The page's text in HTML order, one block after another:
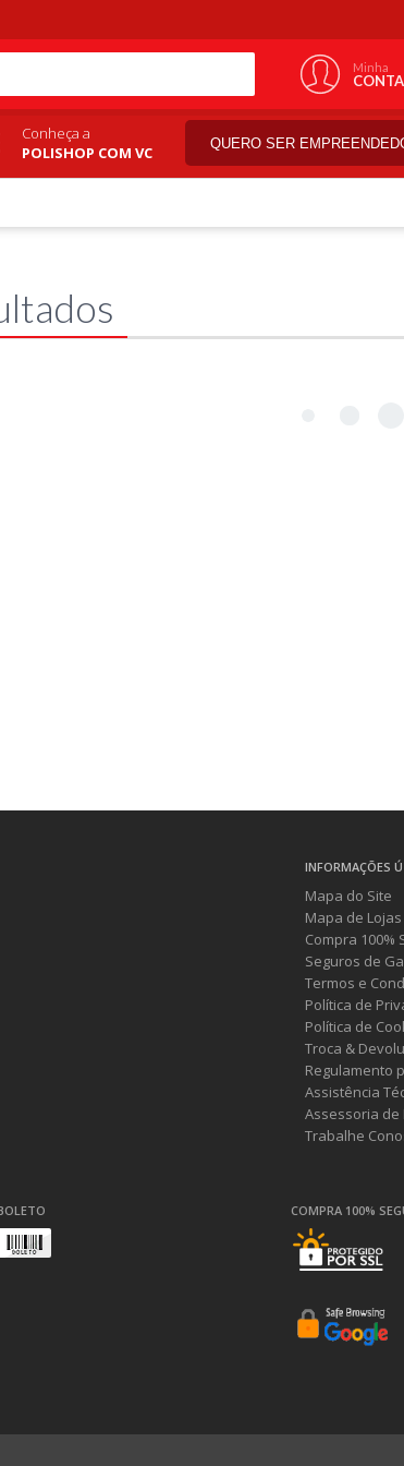
Minha
CONTA
Conheça a
POLISHOP COM VC
QUERO SER
INFORMAÇÕES
Mapa do Site
Mapa de Lojas
Compra 100%
Seguros de
Termos e
Política de
Política de
Troca &
Regulamento
Assistência
Assessoria de
Trabalhe
COMPRA 100%